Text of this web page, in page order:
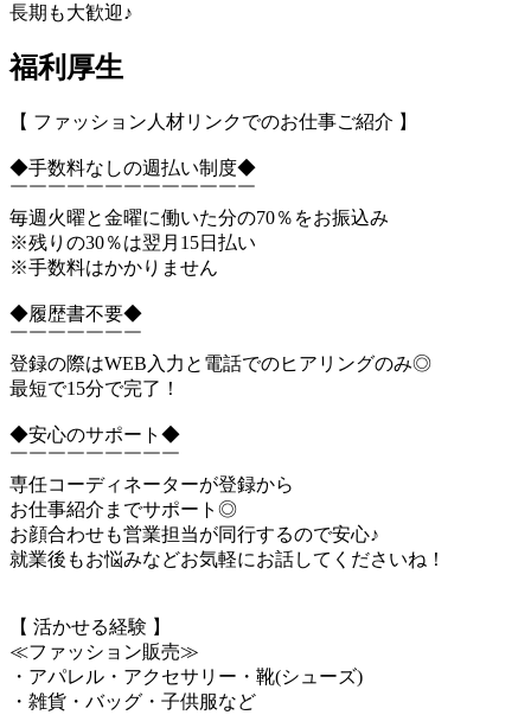
長期も大歓迎♪
福利厚生
【 ファッション人材リンクでのお仕事ご紹介 】
◆手数料なしの週払い制度◆
￣￣￣￣￣￣￣￣￣￣￣￣￣
毎週火曜と金曜に働いた分の70％をお振込み
※残りの30％は翌月15日払い
※手数料はかかりません
◆履歴書不要◆
￣￣￣￣￣￣￣
登録の際はWEB入力と電話でのヒアリングのみ◎
最短で15分で完了！
◆安心のサポート◆
￣￣￣￣￣￣￣￣￣
専任コーディネーターが登録から
お仕事紹介までサポート◎
お顔合わせも営業担当が同行するので安心♪
就業後もお悩みなどお気軽にお話してくださいね！
【 活かせる経験 】
≪ファッション販売≫
・アパレル・アクセサリー・靴(シューズ)
・雑貨・バッグ・子供服など